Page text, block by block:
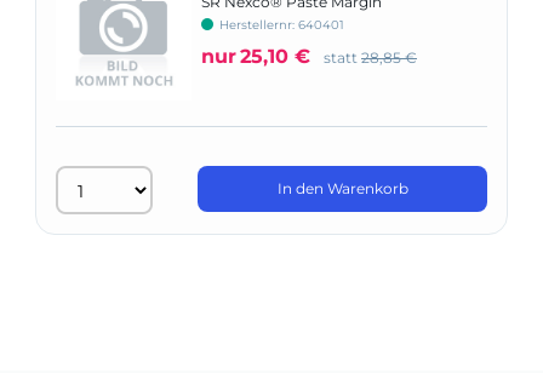
Herstellernr: 640401
nur25,10 € statt 28,85 €
In den Warenkorb